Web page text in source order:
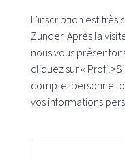
Partenaires
L’inscription est
Zunder. Après la
nous vous
cliquez sur «
compte: personnel
vos informations